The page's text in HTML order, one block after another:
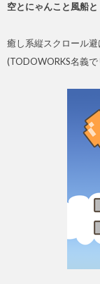
空とにゃんこと風船と
癒し系縦スクロール避
(TODOWORKS名義で